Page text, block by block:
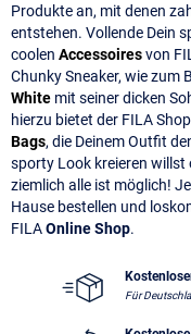
Produkte an, mit denen
entstehen. Vollende Dein
coolen Accessoiresvon
Chunky Sneaker, wie zum
White mit seiner dicken
hierzu bietet der FILA
Bags, die Deinem Outfit
sporty Look kreieren willst
ziemlich alle ist möglich!
Hause bestellen und
FILAOnline Shop.
Für